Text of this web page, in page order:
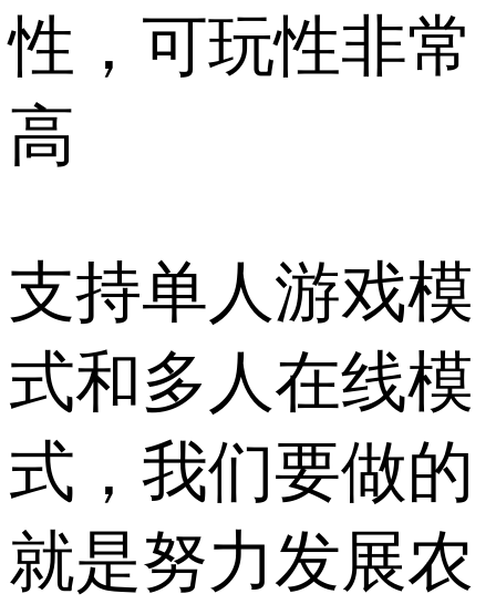
性，可玩性非常
高
支持单人游戏模
式和多人在线模
式，我们要做的
就是努力发展农